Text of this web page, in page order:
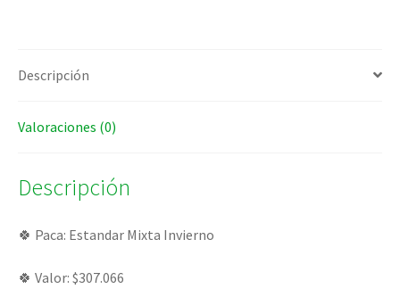
Descripción
Valoraciones (0)
Descripción
🍀 Paca: Estandar Mixta Invierno
🍀 Valor: $307.066